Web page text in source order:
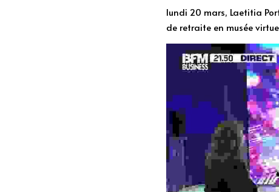
lundi 20 mars, Laetitia
de retraite en musée